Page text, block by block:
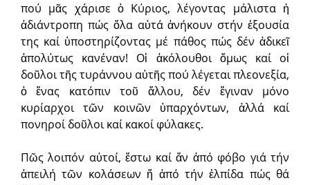
πού μᾶς χάρισε ὁ Κύριος, λέγοντας μάλιστα ἡ
ἀδιάντροπη πώς ὅλα αὐτά ἀνήκουν στήν ἐξουσία
της καί ὑποστηρίζοντας μέ πάθος πώς δέν ἀδικεῖ
ἀπολύτως κανέναν! Οἱ ἀκόλουθοι ὅμως καί οἱ
δοῦλοι τῆς τυράννου αὐτῆς πού λέγεται πλεονεξία,
ὁ ἕνας κατόπιν τοῦ ἄλλου, δέν ἔγιναν μόνο
κυρίαρχοι τῶν κοινῶν ὑπαρχόντων, ἀλλά καί
πονηροί δοῦλοι καί κακοί φύλακες.
Πῶς λοιπόν αὐτοί, ἔστω καί ἄν ἀπό φόβο γιά τήν
ἀπειλή τῶν κολάσεων ἤ ἀπό τήν ἐλπίδα πώς θά